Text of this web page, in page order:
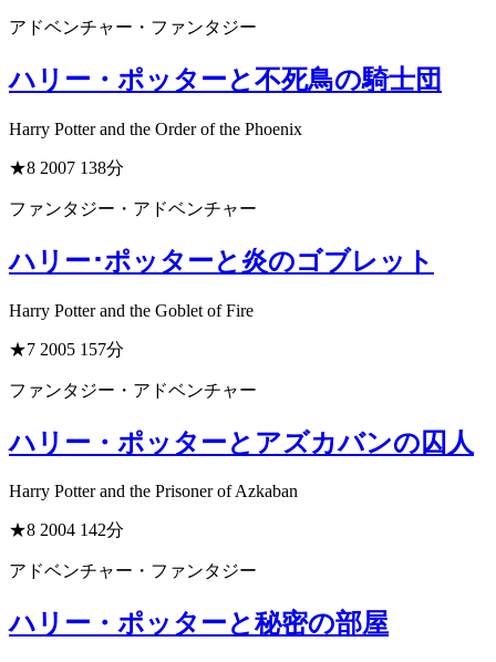
アドベンチャー・ファンタジー
ハリー・ポッターと不死鳥の騎士団
Harry Potter and the Order of the Phoenix
★8 2007 138分
ファンタジー・アドベンチャー
ハリー･ポッターと炎のゴブレット
Harry Potter and the Goblet of Fire
★7 2005 157分
ファンタジー・アドベンチャー
ハリー・ポッターとアズカバンの囚人
Harry Potter and the Prisoner of Azkaban
★8 2004 142分
アドベンチャー・ファンタジー
ハリー・ポッターと秘密の部屋